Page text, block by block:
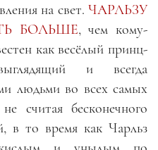
на свет. ЧАРЛЬЗУ
БОЛЬШЕ, чем кому-
как весёлый принц-
и всегда
людьми во всех самых
считая бесконечного
в то время как Чарльз